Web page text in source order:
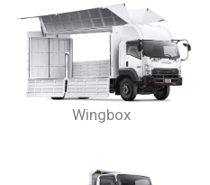
Wingbox